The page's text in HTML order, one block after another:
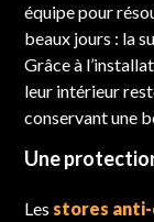
équipe pour
beaux jours : la
Grâce à
leur intérieur
conservant une
Une
Lesstores